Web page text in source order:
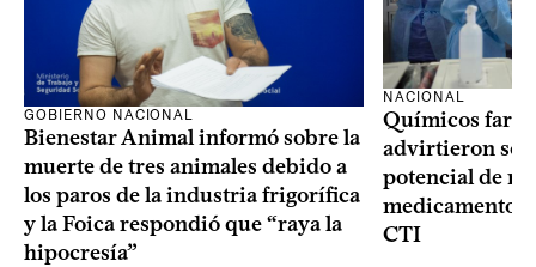
GOBIERNO NACIONAL
Bienestar Animal informó sobre la
muerte de tres animales debido a
los paros de la industria frigorífica
y la Foica respondió que “raya la
hipocresía”
NACIONAL
Químicos
advirtieron
potencial de
medicamentos
CTI